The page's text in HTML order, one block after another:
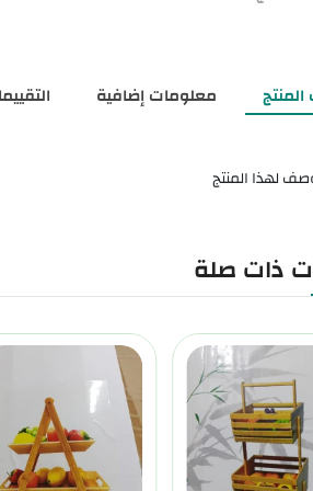
معلومات إضافية
لهذا المنتج
ذات صلة